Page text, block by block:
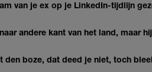
van je ex op je LinkedIn-tijdlijn
andere kant van het land, maar
den boze, dat deed je niet, toch